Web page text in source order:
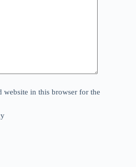
website in this browser for the